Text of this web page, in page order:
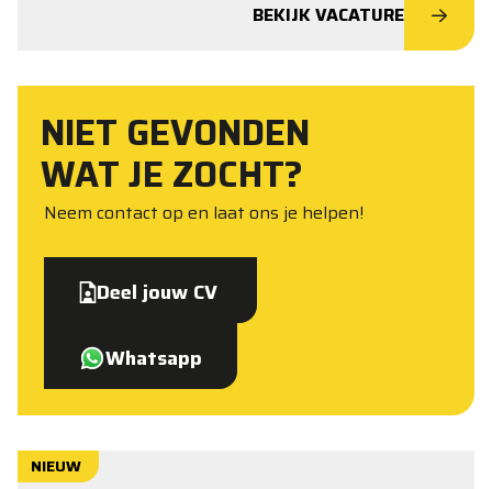
BEKIJK VACATURE
NIET GEVONDEN
WAT JE ZOCHT?
Neem contact op en laat ons je helpen!
Deel jouw CV
Whatsapp
NIEUW